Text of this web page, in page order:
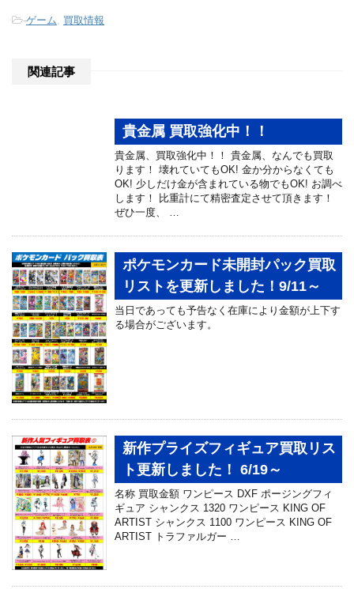
-ゲーム 買取情報
関連記事
貴金属 買取強化中！！
貴金属、買取強化中！！ 貴金属、なんでも買取
ります！ 壊れていてもOK! 金か分からなくても
OK! 少しだけ金が含まれている物でもOK! お調べ
します！ 比重計にて精密査定させて頂きます！
ぜひ一度、 …
ポケモンカード未開封パック買取
リストを更新しました！9/11～
当日であっても予告なく在庫により金額が上下す
る場合がございます。
新作プライズフィギュア買取リス
ト更新しました！ 6/19～
名称 買取金額 ワンピース DXF ポージングフィ
ギュア シャンクス 1320 ワンピース KING OF
ARTIST シャンクス 1100 ワンピース KING OF
ARTIST トラファルガー …